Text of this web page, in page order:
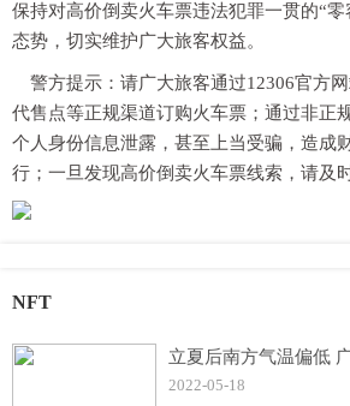
保持对高价倒卖火车票违法犯罪一贯的“
态势，切实维护广大旅客权益。
警方提示：请广大旅客通过12306官方网
代售点等正规渠道订购火车票；通过非正
个人身份信息泄露，甚至上当受骗，造成
行；一旦发现高价倒卖火车票线索，请及
NFT
立夏后南方气温偏低
2022-05-18